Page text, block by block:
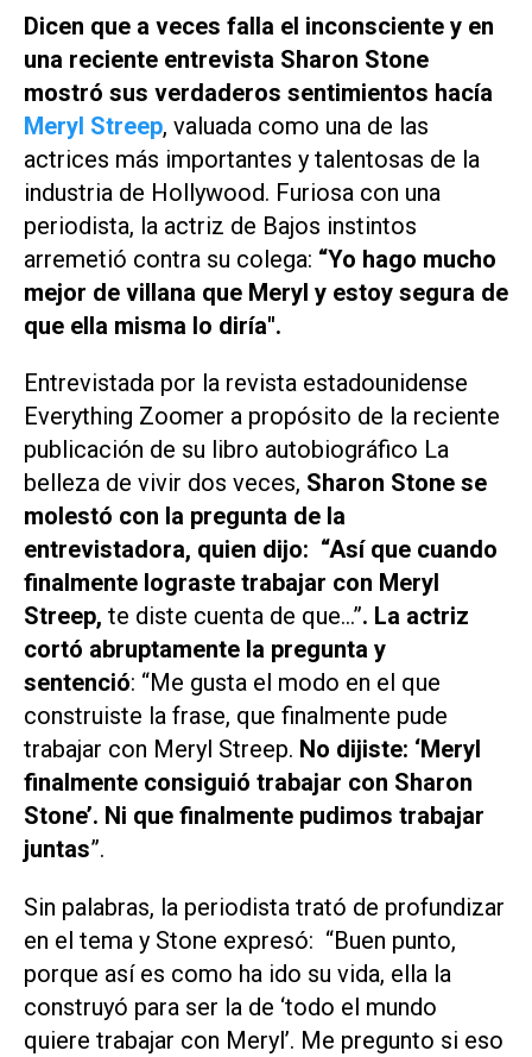
Dicen que a veces falla el inconsciente y en
una reciente entrevista Sharon Stone
mostró sus verdaderos sentimientos hacía
Meryl Streep, valuada como una de las
actrices más importantes y talentosas de la
industria de Hollywood. Furiosa con una
periodista, la actriz de Bajos instintos
arremetió contra su colega: “Yo hago mucho
mejor de villana que Meryl y estoy segura de
que ella misma lo diría".
Entrevistada por la revista estadounidense
Everything Zoomer a propósito de la reciente
publicación de su libro autobiográfico La
belleza de vivir dos veces, Sharon Stone se
molestó con la pregunta de la
entrevistadora, quien dijo: “Así que cuando
finalmente lograste trabajar con Meryl
Streep, te diste cuenta de que...”. La actriz
cortó abruptamente la pregunta y
sentenció: “Me gusta el modo en el que
construiste la frase, que finalmente pude
trabajar con Meryl Streep. No dijiste: ‘Meryl
finalmente consiguió trabajar con Sharon
Stone’. Ni que finalmente pudimos trabajar
juntas”.
Sin palabras, la periodista trató de profundizar
en el tema y Stone expresó: “Buen punto,
porque así es como ha ido su vida, ella la
construyó para ser la de ‘todo el mundo
quiere trabajar con Meryl’. Me pregunto si eso